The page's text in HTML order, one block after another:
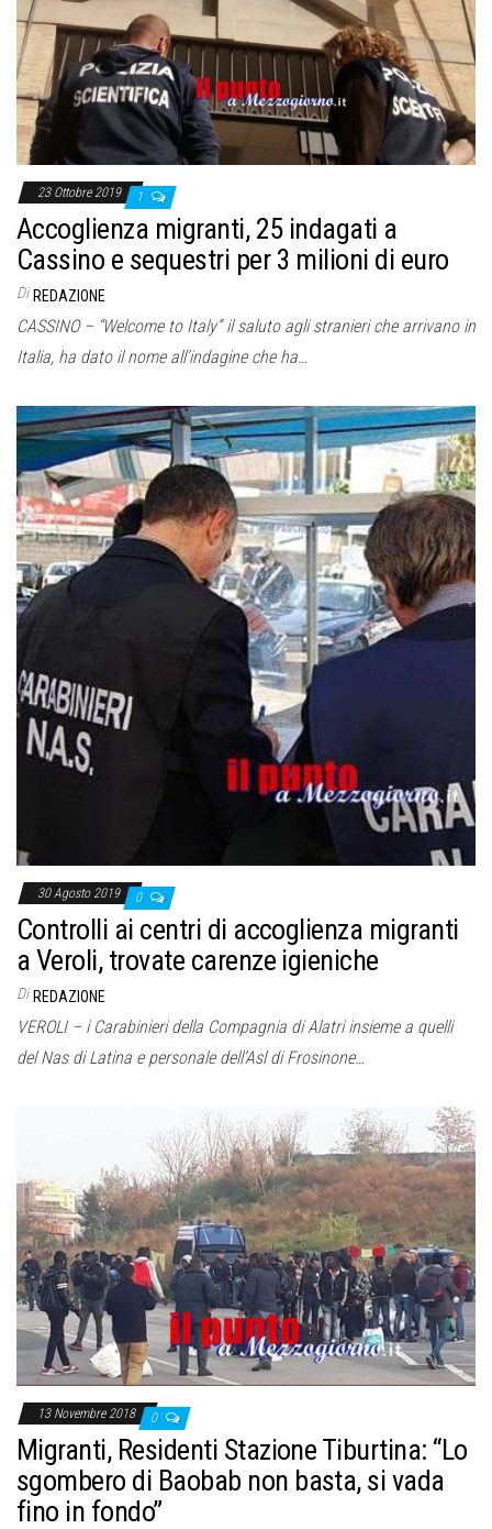
23 Ottobre 2019 1
Accoglienza migranti, 25 indagati a
Cassino e sequestri per 3 milioni di euro
Di REDAZIONE
CASSINO – “Welcome to Italy” il saluto agli stranieri che arrivano in
Italia, ha dato il nome all’indagine che ha…
30 Agosto 2019 0
Controlli ai centri di accoglienza migranti
a Veroli, trovate carenze igieniche
Di REDAZIONE
VEROLI – i Carabinieri della Compagnia di Alatri insieme a quelli
del Nas di Latina e personale dell’Asl di Frosinone…
13 Novembre 2018 0
Migranti, Residenti Stazione Tiburtina: “Lo
sgombero di Baobab non basta, si vada
fino in fondo”